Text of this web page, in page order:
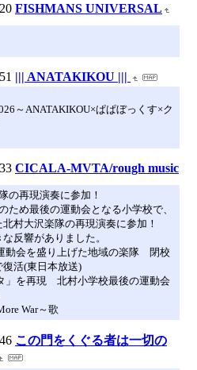
FISHMANS UNIVERSAL
||| ANATAKIKOU |||
～ANATAKIKOU×ぱぱぼっくす×ク
CICALA-MVTA/rough music
の再現演奏に参加！
ため最後の運動会となる小学校で、
村大沢楽隊の再現演奏に参加！
反響がありました。
動会を盛り上げた地域の楽隊 閉校
活(東日本放送)
」を再現 北村小学校最後の運動会
War～歌
この門をくぐる者は一切の